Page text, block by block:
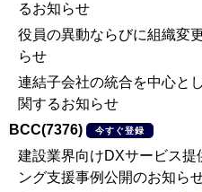
るお知らせ
役員の異動ならびに組織変
らせ
連結子会社の統合を中心と
関するお知らせ
BCC(7376)
今すぐ登録
建設業界向けDXサービス
ング支援事例公開のお知ら